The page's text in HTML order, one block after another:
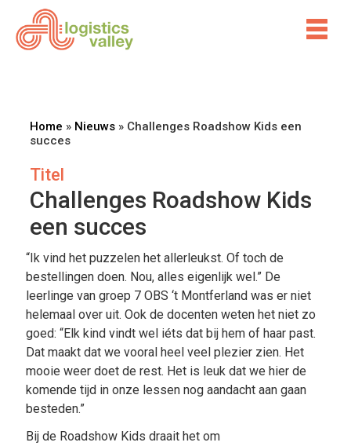
Home » Nieuws» Challenges Roadshow Kids een
succes
Titel
Challenges Roadshow Kids
een succes
“Ik vind het puzzelen het allerleukst. Of toch de
bestellingen doen. Nou, alles eigenlijk wel.” De
leerlinge van groep 7 OBS ‘t Montferland was er niet
helemaal over uit. Ook de docenten weten het niet zo
goed: “Elk kind vindt wel iéts dat bij hem of haar past.
Dat maakt dat we vooral heel veel plezier zien. Het
mooie weer doet de rest. Het is leuk dat we hier de
komende tijd in onze lessen nog aandacht aan gaan
besteden.”
Bij de Roadshow Kids draait het om